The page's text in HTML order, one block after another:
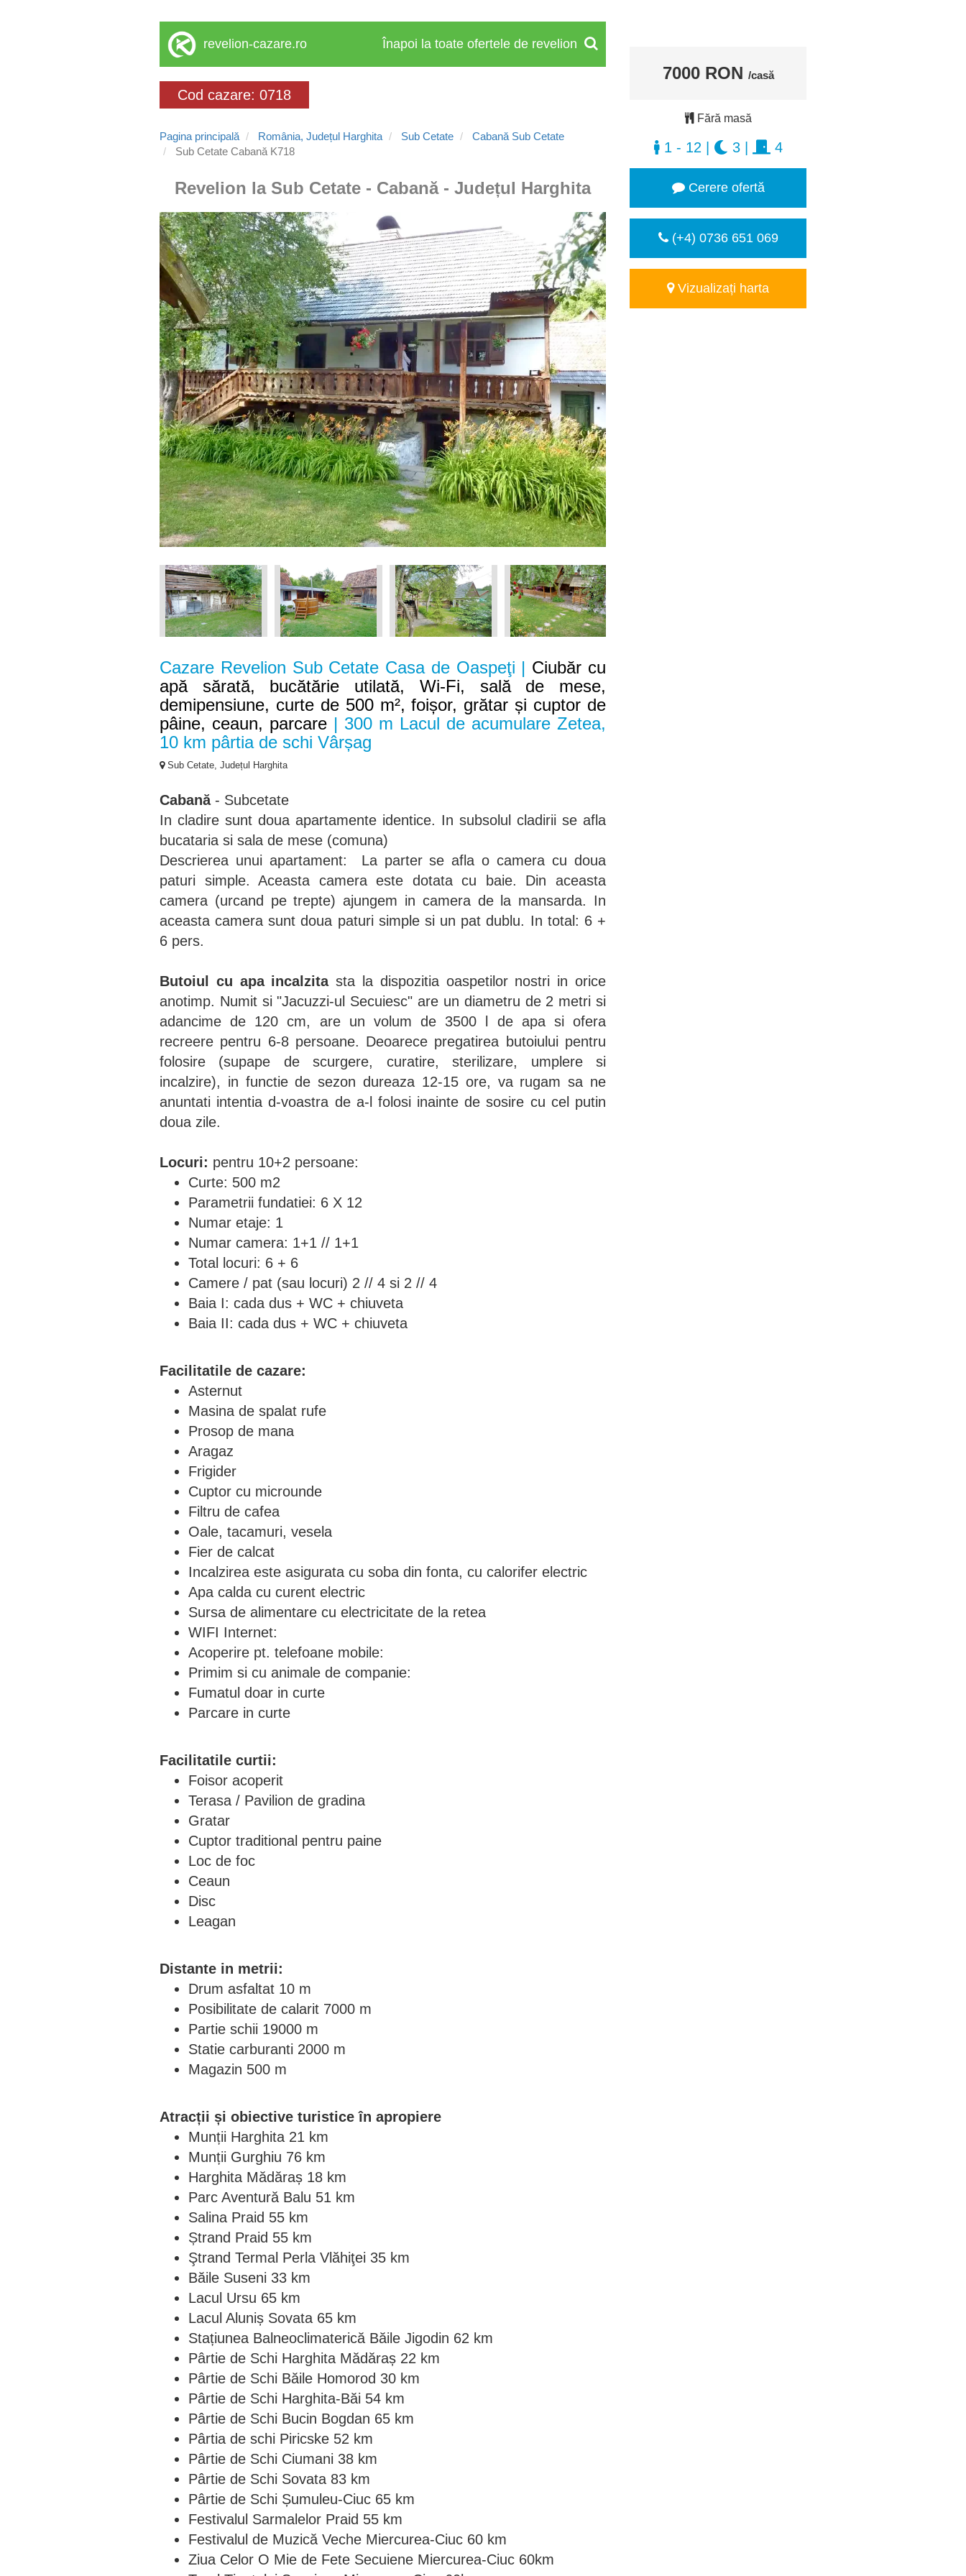
revelion-cazare.ro Înapoi la toate ofertele de revelion
Cod cazare: 0718
Pagina principală România, Județul Harghita Sub Cetate
Cabană Sub Cetate
Sub Cetate Cabană K718
Revelion la Sub Cetate - Cabană - Județul Harghita
Cazare Revelion Sub Cetate Casa de Oaspeţi | Ciubăr cu
apă sărată, bucătărie utilată, Wi-Fi, sală de mese,
demipensiune, curte de 500 m², foișor, grătar și cuptor de
pâine, ceaun, parcare | 300 m Lacul de acumulare Zetea,
10 km pârtia de schi Vârșag
Sub Cetate, Județul Harghita
Cabană- Subcetate
In cladire sunt doua apartamente identice. In subsolul cladirii se afla
bucataria si sala de mese (comuna)
Descrierea unui apartament: La parter se afla o camera cu doua
paturi simple. Aceasta camera este dotata cu baie. Din aceasta
camera (urcand pe trepte) ajungem in camera de la mansarda. In
aceasta camera sunt doua paturi simple si un pat dublu. In total: 6 +
6 pers.
Butoiul cu apa incalzitasta la dispozitia oaspetilor nostri in orice
anotimp. Numit si "Jacuzzi-ul Secuiesc" are un diametru de 2 metri si
adancime de 120 cm, are un volum de 3500 l de apa si ofera
recreere pentru 6-8 persoane. Deoarece pregatirea butoiului pentru
folosire (supape de scurgere, curatire, sterilizare, umplere si
incalzire), in functie de sezon dureaza 12-15 ore, va rugam sa ne
anuntati intentia d-voastra de a-l folosi inainte de sosire cu cel putin
doua zile.
Locuri: pentru 10+2 persoane:
Curte: 500 m2
Parametrii fundatiei: 6 X 12
Numar etaje: 1
Numar camera: 1+1 // 1+1
Total locuri: 6 + 6
Camere / pat (sau locuri) 2 // 4 si 2 // 4
Baia I: cada dus + WC + chiuveta
Baia II: cada dus + WC + chiuveta
Facilitatile de cazare:
Asternut
Masina de spalat rufe
Prosop de mana
Aragaz
Frigider
Cuptor cu microunde
Filtru de cafea
Oale, tacamuri, vesela
Fier de calcat
Incalzirea este asigurata cu soba din fonta, cu calorifer electric
Apa calda cu curent electric
Sursa de alimentare cu electricitate de la retea
WIFI Internet:
Acoperire pt. telefoane mobile:
Primim si cu animale de companie:
Fumatul doar in curte
Parcare in curte
Facilitatile curtii:
Foisor acoperit
Terasa / Pavilion de gradina
Gratar
Cuptor traditional pentru paine
Loc de foc
Ceaun
Disc
Leagan
Distante in metrii:
Drum asfaltat 10 m
Posibilitate de calarit 7000 m
Partie schii 19000 m
Statie carburanti 2000 m
Magazin 500 m
Atracții și obiective turistice în apropiere
Munții Harghita 21 km
Munții Gurghiu 76 km
Harghita Mădăraș 18 km
Parc Aventură Balu 51 km
Salina Praid 55 km
Ștrand Praid 55 km
Ştrand Termal Perla Vlăhiţei 35 km
Băile Suseni 33 km
Lacul Ursu 65 km
Lacul Aluniș Sovata 65 km
Stațiunea Balneoclimaterică Băile Jigodin 62 km
Pârtie de Schi Harghita Mădăraș 22 km
Pârtie de Schi Băile Homorod 30 km
Pârtie de Schi Harghita-Băi 54 km
Pârtie de Schi Bucin Bogdan 65 km
Pârtia de schi Piricske 52 km
Pârtie de Schi Ciumani 38 km
Pârtie de Schi Sovata 83 km
Pârtie de Schi Șumuleu-Ciuc 65 km
Festivalul Sarmalelor Praid 55 km
Festivalul de Muzică Veche Miercurea-Ciuc 60 km
Ziua Celor O Mie de Fete Secuiene Miercurea-Ciuc 60km
7000 RON /casă
Fără masă
1 - 12 3| 4
Cerere ofertă
(+4) 0736 651 069
Vizualizați harta